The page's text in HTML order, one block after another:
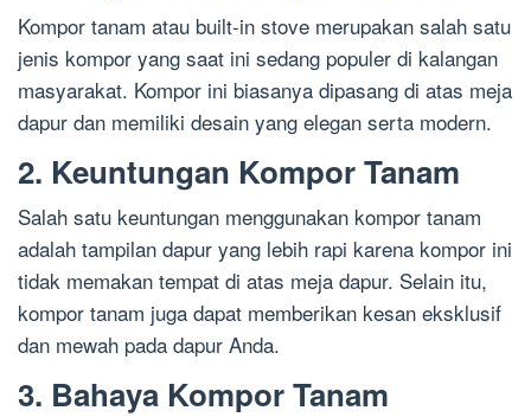
Kompor tanam atau built-in stove merupakan salah satu
jenis kompor yang saat ini sedang populer di kalangan
masyarakat. Kompor ini biasanya dipasang di atas meja
dapur dan memiliki desain yang elegan serta modern.
2. Keuntungan Kompor Tanam
Salah satu keuntungan menggunakan kompor tanam
adalah tampilan dapur yang lebih rapi karena kompor ini
tidak memakan tempat di atas meja dapur. Selain itu,
kompor tanam juga dapat memberikan kesan eksklusif
dan mewah pada dapur Anda.
3. Bahaya Kompor Tanam